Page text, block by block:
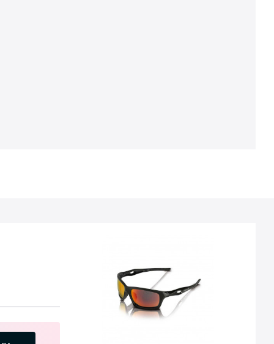
Оранжевые линзы для поездки в пасмурную
погоду или сумерках, обеспечивают
повышенную контрастность и уберегают от
резких перепадов яркости;